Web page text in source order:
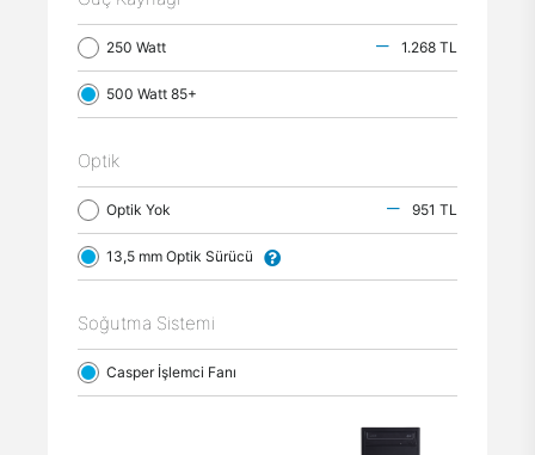
250 Watt 1.268 TL
500 Watt 85+
Optik
Optik Yok 951 TL
13,5 mm Optik Sürücü
Soğutma Sistemi
Casper İşlemci Fanı